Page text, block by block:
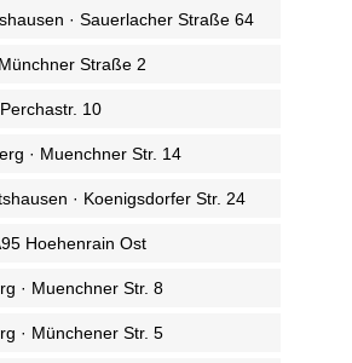
· Sauerlacher Straße 64
Straße 2
10
· Muenchner Str. 14
· Koenigsdorfer Str. 24
Hoehenrain Ost
· Muenchner Str. 8
· Münchener Str. 5